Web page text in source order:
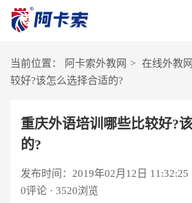
当前位置： 阿卡索外教网 > 在线外教网
较好?该怎么选择合适的?
重庆外语培训哪些比较好?
的?
发布时间：2019年02月12日 11:32:25
0评论 · 3520浏览